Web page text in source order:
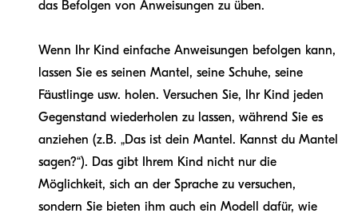
das Befolgen von Anweisungen zu üben.
Wenn Ihr Kind einfache Anweisungen befolgen kann,
lassen Sie es seinen Mantel, seine Schuhe, seine
Fäustlinge usw. holen. Versuchen Sie, Ihr Kind jeden
Gegenstand wiederholen zu lassen, während Sie es
anziehen (z.B. „Das ist dein Mantel. Kannst du Mantel
sagen?“). Das gibt Ihrem Kind nicht nur die
Möglichkeit, sich an der Sprache zu versuchen,
sondern Sie bieten ihm auch ein Modell dafür, wie